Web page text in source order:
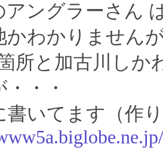
アングラーさん
かわかりません
所と加古川しか
・・
書いてます（作